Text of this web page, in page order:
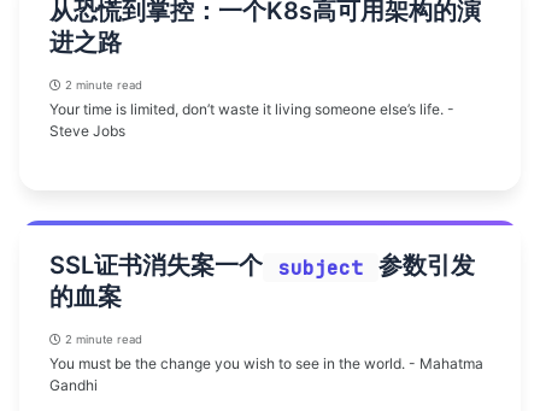
从恐慌到掌控：一个K8s高可用架构的演
进之路
2 minute read
Your time is limited, don’t waste it living someone else’s life. -
Steve Jobs
SSL证书消失案一个 subject
参数引发
的血案
2 minute read
You must be the change you wish to see in the world. - Mahatma
Gandhi